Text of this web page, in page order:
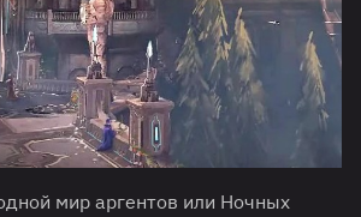
мир аргентов или Ночных